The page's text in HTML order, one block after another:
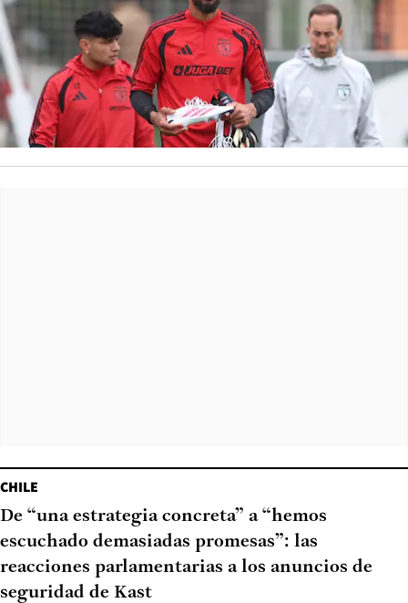
CHILE
De “una estrategia concreta” a “hemos
escuchado demasiadas promesas”: las
reacciones parlamentarias a los anuncios de
seguridad de Kast